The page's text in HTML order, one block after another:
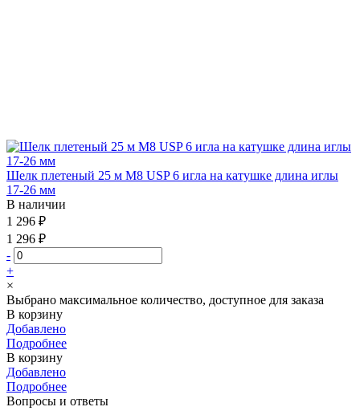
Шелк плетеный 25 м М8 USP 6 игла на катушке длина иглы
17-26 мм
В наличии
1 296 ₽
1 296 ₽
-
+
×
Выбрано максимальное количество, доступное для заказа
В корзину
Добавлено
Подробнее
В корзину
Добавлено
Подробнее
Вопросы и ответы